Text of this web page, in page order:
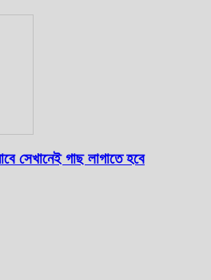
সেখানেই গাছ লাগাতে হবে